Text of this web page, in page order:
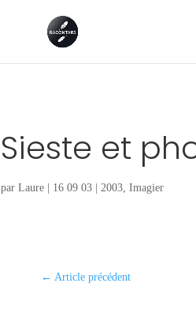
Sieste et
parLaure | 16 09 03 | 2003 ,Imagier
← Article précédent